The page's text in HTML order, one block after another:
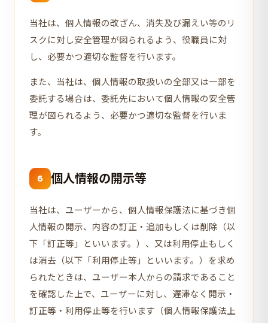
当社は、個人情報の改ざん、消失及び漏えい等のリ
スクに対し安全管理が図られるよう、役職員に対
し、必要かつ適切な監督を行います。
また、当社は、個人情報の取扱いの全部又は一部を
委託する場合は、委託先において個人情報の安全管
理が図られるよう、必要かつ適切な監督を行いま
す。
6 個人情報の開示等
当社は、ユーザーから、個人情報保護法に基づき個
人情報の開示、内容の訂正・追加もしくは削除（以
下「訂正等」といいます。）、又は利用停止もしく
は消去（以下「利用停止等」といいます。）を求め
られたときは、ユーザー本人からの請求であること
を確認した上で、ユーザーに対し、遅滞なく開示・
訂正等・利用停止等を行います（個人情報保護法上